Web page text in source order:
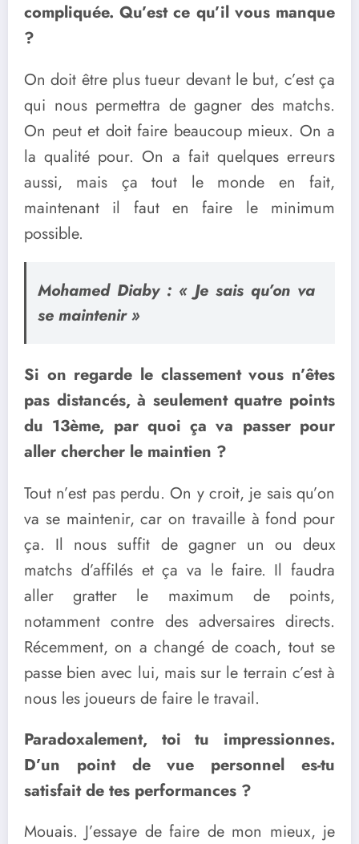
compliquée. Qu’est ce qu’il vous manque
?
On doit être plus tueur devant le but, c’est ça
qui nous permettra de gagner des matchs.
On peut et doit faire beaucoup mieux. On a
la qualité pour. On a fait quelques erreurs
aussi, mais ça tout le monde en fait,
maintenant il faut en faire le minimum
possible.
Mohamed Diaby : « Je sais qu’on va
se maintenir »
Si on regarde le classement vous n’êtes
pas distancés, à seulement quatre points
du 13ème, par quoi ça va passer pour
aller chercher le maintien ?
Tout n’est pas perdu. On y croit, je sais qu’on
va se maintenir, car on travaille à fond pour
ça. Il nous suffit de gagner un ou deux
matchs d’affilés et ça va le faire. Il faudra
aller gratter le maximum de points,
notamment contre des adversaires directs.
Récemment, on a changé de coach, tout se
passe bien avec lui, mais sur le terrain c’est à
nous les joueurs de faire le travail.
Paradoxalement, toi tu impressionnes.
D’un point de vue personnel es-tu
satisfait de tes performances ?
Mouais. J’essaye de faire de mon mieux, je